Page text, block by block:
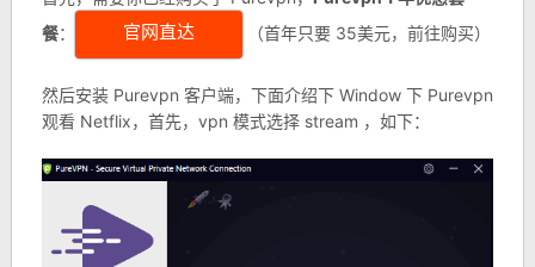
餐： 官网直达 （首年只要 35美元，前往购买）
然后安装 Purevpn 客户端，下面介绍下 Window 下 Purevpn
观看 Netflix，首先，vpn 模式选择 stream ，如下：